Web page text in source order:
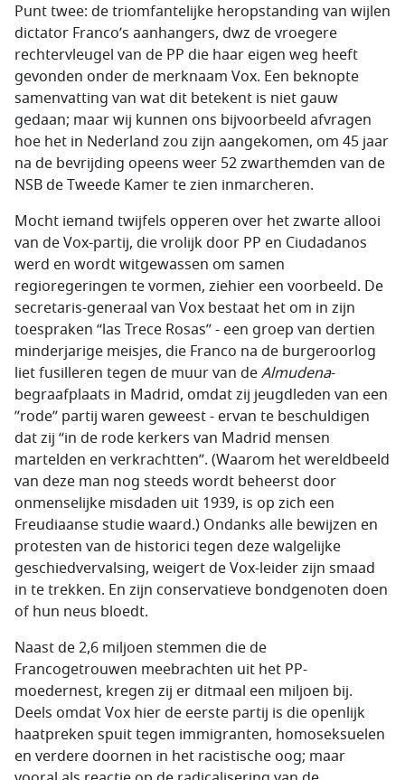
Punt twee: de triomfantelijke heropstanding van wijlen
dictator Franco’s aanhangers, dwz de vroegere
rechtervleugel van de PP die haar eigen weg heeft
gevonden onder de merknaam Vox. Een beknopte
samenvatting van wat dit betekent is niet gauw
gedaan; maar wij kunnen ons bijvoorbeeld afvragen
hoe het in Nederland zou zijn aangekomen, om 45 jaar
na de bevrijding opeens weer 52 zwarthemden van de
NSB de Tweede Kamer te zien inmarcheren.
Mocht iemand twijfels opperen over het zwarte allooi
van de Vox-partij, die vrolijk door PP en Ciudadanos
werd en wordt witgewassen om samen
regioregeringen te vormen, ziehier een voorbeeld. De
secretaris-generaal van Vox bestaat het om in zijn
toespraken “las Trece Rosas” - een groep van dertien
minderjarige meisjes, die Franco na de burgeroorlog
liet fusilleren tegen de muur van deAlmudena-
begraafplaats in Madrid, omdat zij jeugdleden van een
”rode” partij waren geweest - ervan te beschuldigen
dat zij “in de rode kerkers van Madrid mensen
martelden en verkrachtten”. (Waarom het wereldbeeld
van deze man nog steeds wordt beheerst door
onmenselijke misdaden uit 1939, is op zich een
Freudiaanse studie waard.) Ondanks alle bewijzen en
protesten van de historici tegen deze walgelijke
geschiedvervalsing, weigert de Vox-leider zijn smaad
in te trekken. En zijn conservatieve bondgenoten doen
of hun neus bloedt.
Naast de 2,6 miljoen stemmen die de
Francogetrouwen meebrachten uit het PP-
moedernest, kregen zij er ditmaal een miljoen bij.
Deels omdat Vox hier de eerste partij is die openlijk
haatpreken spuit tegen immigranten, homoseksuelen
en verdere doornen in het racistische oog; maar